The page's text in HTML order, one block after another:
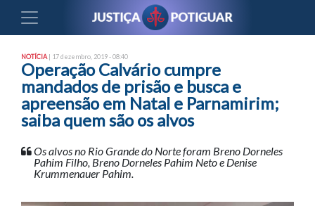
NOTÍCIA | 17 dezembro, 2019 - 08:40
Operação Calvário cumpre
mandados de prisão e busca e
apreensão em Natal e Parnamirim;
saiba quem são os alvos
Os alvos no Rio Grande do Norte foram Breno Dorneles
Pahim Filho, Breno Dorneles Pahim Neto e Denise
Krummenauer Pahim.